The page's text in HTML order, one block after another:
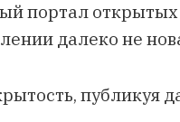
портал
далеко не
публикуя